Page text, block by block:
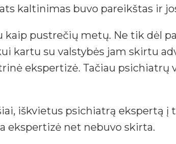
kaltinimas buvo pareikštas ir
pustrečių metų. Ne tik dėl
kartu su valstybės jam skirtu
ekspertizė. Tačiau psichiatrų
iškvietus psichiatrą ekspertą į
ekspertizė net nebuvo skirta.